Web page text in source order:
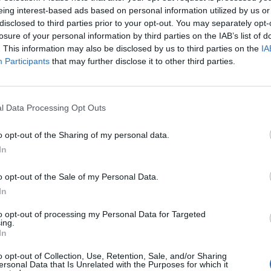
interest-based ads based on personal information utilized by us
to third parties prior to your opt-out. You may separately
of your personal information by third parties on the IAB’s list of
This information may also be disclosed by us to third parties on the
Participants that may further disclose it to other third parties.
Data Processing Opt Outs
opt-out of the Sharing of my personal data.
opt-out of the Sale of my Personal Data.
opt-out of processing my Personal Data for Targeted
opt-out of Collection, Use, Retention, Sale, and/or Sharing
Data that Is Unrelated with the Purposes for which it
a halálozások száma vasárnap Olaszországban
és az új esetek száma is némi bizakodásra ad okot.
életüket a járvány kirobbanása óta. A napi halálozások
napon csökkent, írja a Reuters. Pénteken 919-en hunytak
pedig 889-en veszítették életüket. Ehhez képest a
portfolio.hu hírarchívumához tartozik, melynek olvasása
tartalmazza:
cikkarchívum
elmúlt 2 év napon belüli